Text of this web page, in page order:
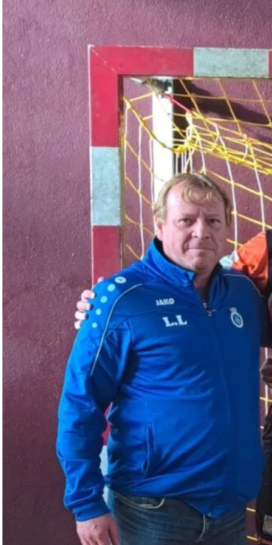
-18 Filles
- 15 Filles